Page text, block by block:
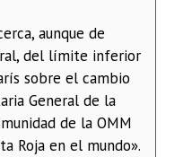
aunque de
del límite inferior
sobre el cambio
General de la
de la OMM
Roja en el mundo».